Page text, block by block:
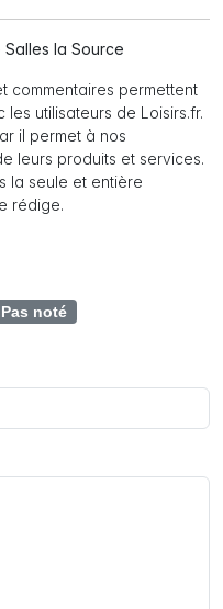
la Source
commentaires permettent
utilisateurs de Loisirs.fr.
il permet à nos
leurs produits et services.
la seule et entière
rédige.
Pas noté